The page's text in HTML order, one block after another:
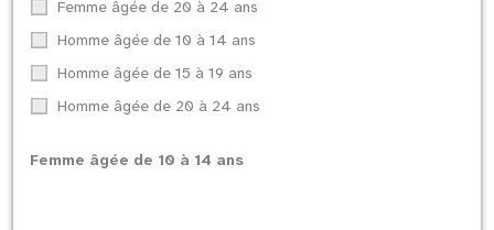
Femme âgée de 20 à 24 ans
Homme âgée de 10 à 14 ans
Homme âgée de 15 à 19 ans
Homme âgée de 20 à 24 ans
Femme âgée de 10 à 14 ans